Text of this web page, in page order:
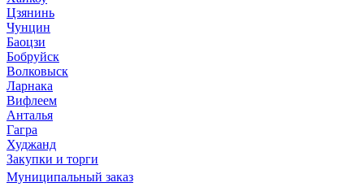
Цзянинь
Чунцин
Баоцзи
Бобруйск
Волковыск
Ларнака
Вифлеем
Анталья
Гагра
Худжанд
Закупки и торги
Муниципальный заказ